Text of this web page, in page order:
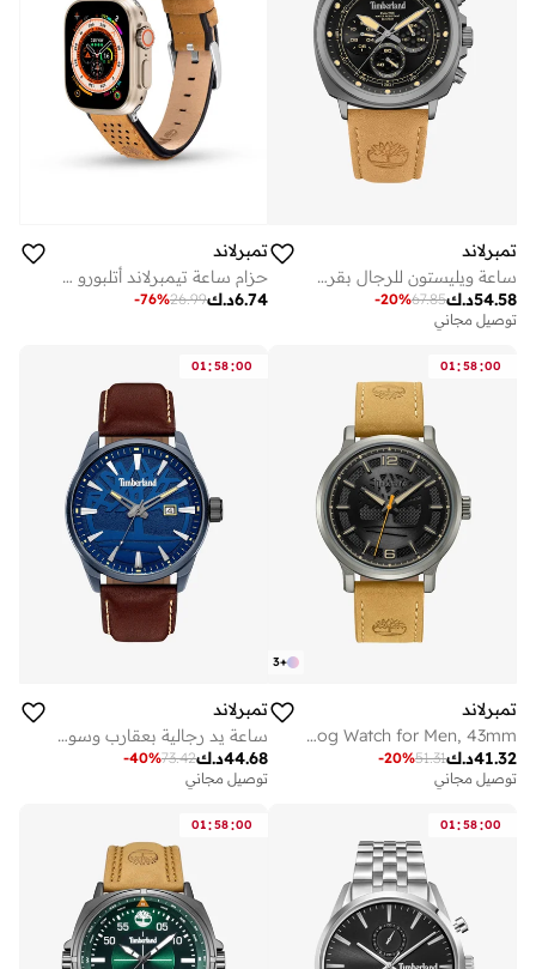
تمبرلاند
ساعة ويليستون للرجال بقرص أسود وسوار جلد بني ٤٣.٥ مم
د.ك54.58
67.85
-20%
توصيل مجاني
تمبرلاند
حزام ساعة تيمبرلاند أتلبورو جلد بني للجنسين 22 مم
د.ك6.74
26.99
-76%
01:58:00
+
3
تمبرلاند
Driscoll Black Dial Leather Strap Analog Watch for Men, 43mm
د.ك41.32
51.31
-20%
توصيل مجاني
01:58:00
تمبرلاند
ساعة يد رجالية بعقارب وسوار جلد بني وميناء أزرق
د.ك44.68
73.42
-40%
توصيل مجاني
01:58:00
01:58:00